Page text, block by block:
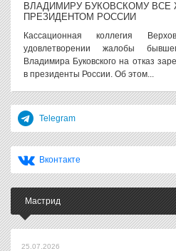
ВЛАДИМИРУ БУКОВСКОМУ ВСЕ
ПРЕЗИДЕНТОМ РОССИИ
Кассационная коллегия
удовлетворении жалобы
Владимира Буковского на отказ
в президенты России. Об этом...
Telegram
Вконтакте
Мастрид
25.07.2026